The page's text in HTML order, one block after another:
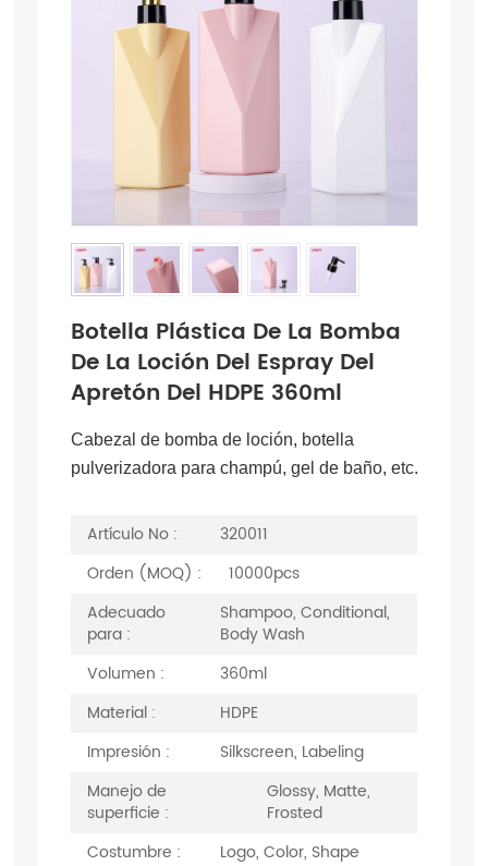
Botella Plástica De La Bomba
De La Loción Del Espray Del
Apretón Del HDPE 360ml
Cabezal de bomba de loción, botella
pulverizadora para champú, gel de baño, etc.
Artículo No :
320011
Orden (MOQ) :
10000pcs
Adecuado
para :
Shampoo, Conditional,
Body Wash
Volumen :
360ml
Material :
HDPE
Impresión :
Silkscreen, Labeling
Manejo de
superficie :
Glossy, Matte,
Frosted
Costumbre :
Logo, Color, Shape